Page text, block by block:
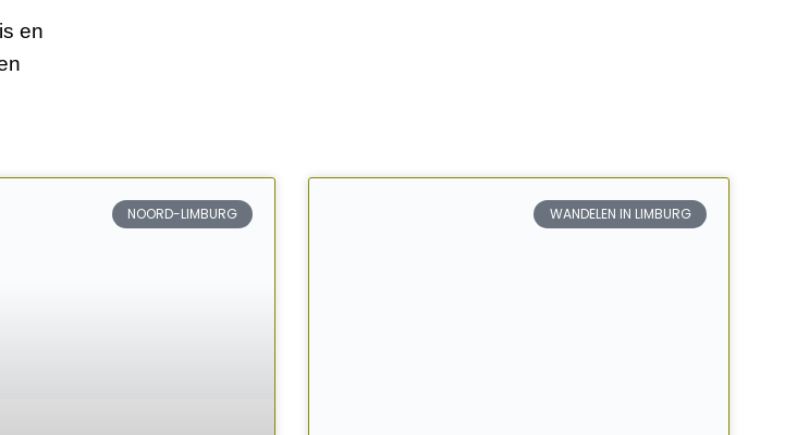
en
NOORD-LIMBURG WANDELEN IN LIMBURG